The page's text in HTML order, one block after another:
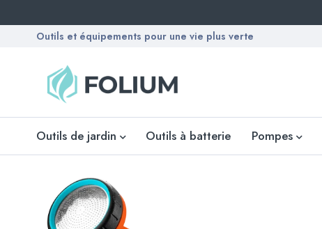
Outils et équipements pour une vie plus verte
Outils de jardin Outils à batterie Pompes